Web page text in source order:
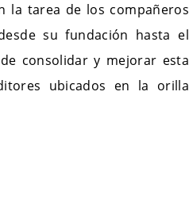
la tarea de los compañeros
su fundación hasta el
consolidar y mejorar esta
ubicados en la orilla